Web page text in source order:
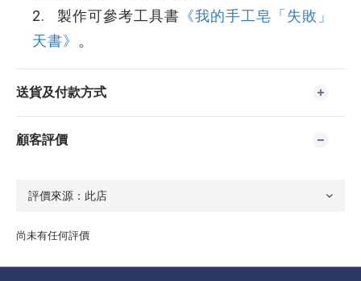
2. 製作可參考工具書 《我的手工皂「失敗」
天書》 。
送貨及付款方式
顧客評價
尚未有任何評價